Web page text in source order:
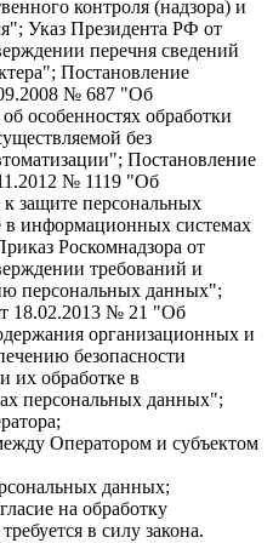
контроля (надзора) и
Указ Президента РФ от
перечня сведений
Постановление
№ 687 "Об
особенностях обработки
без
Постановление
№ 1119 "Об
защите персональных
в информационных системах
Роскомнадзора от
требований и
персональных данных";
18.02.2013 № 21 "Об
организационных и
безопасности
их обработке в
персональных данных";
Оператором и субъектом
данных;
на обработку
в силу закона.